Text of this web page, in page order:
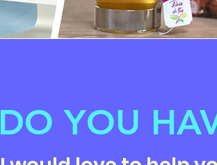
DO YOU